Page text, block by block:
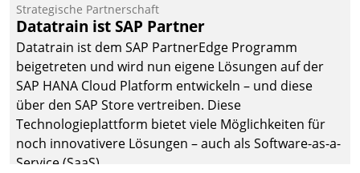
Strategische Partnerschaft
Datatrain ist SAP Partner
Datatrain ist dem SAP PartnerEdge Programm
beigetreten und wird nun eigene Lösungen auf der
SAP HANA Cloud Platform entwickeln – und diese
über den SAP Store vertreiben. Diese
Technologieplattform bietet viele Möglichkeiten für
noch innovativere Lösungen – auch als Software-as-a-
Service (SaaS).